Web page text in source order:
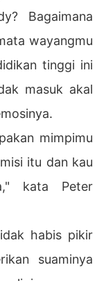
Bagaimana
wayangmu
tinggi ini
masuk akal
mimpimu
itu dan kau
kata Peter
habis pikir
suaminya